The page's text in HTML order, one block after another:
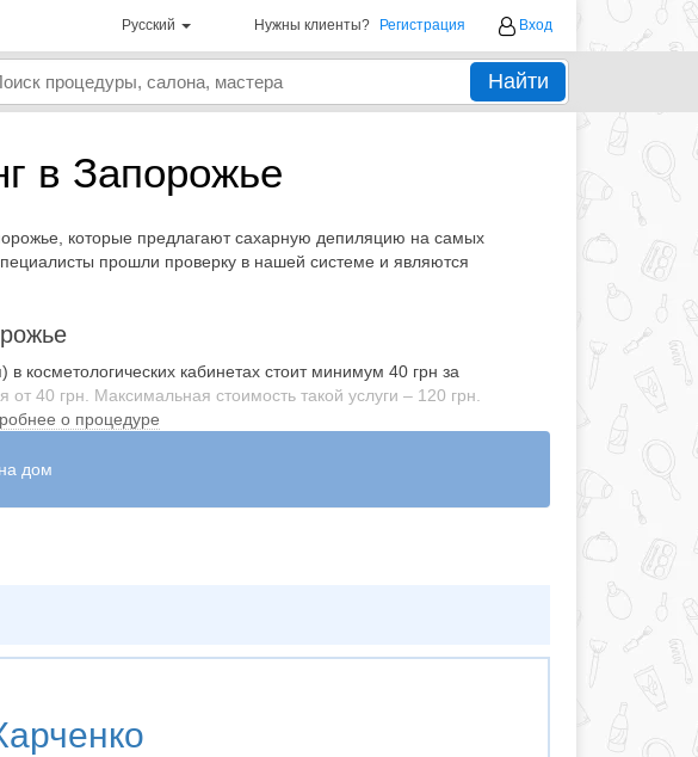
Русский Нужны клиенты? Регистрация Вход
Найти
в Запорожье
которые предлагают сахарную депиляцию на самых
прошли проверку в нашей системе и являются
косметологических кабинетах стоит минимум 40 грн за
40 грн. Максимальная стоимость такой услуги – 120 грн.
о процедуре
дом